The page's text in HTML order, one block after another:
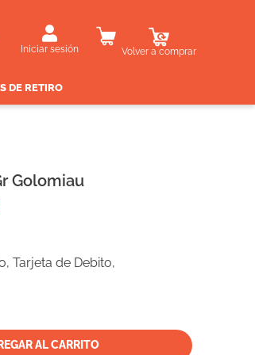
Iniciar sesión Volver a comprar
DE RETIRO
Golomiau
Tarjeta de Debito,
AL CARRITO